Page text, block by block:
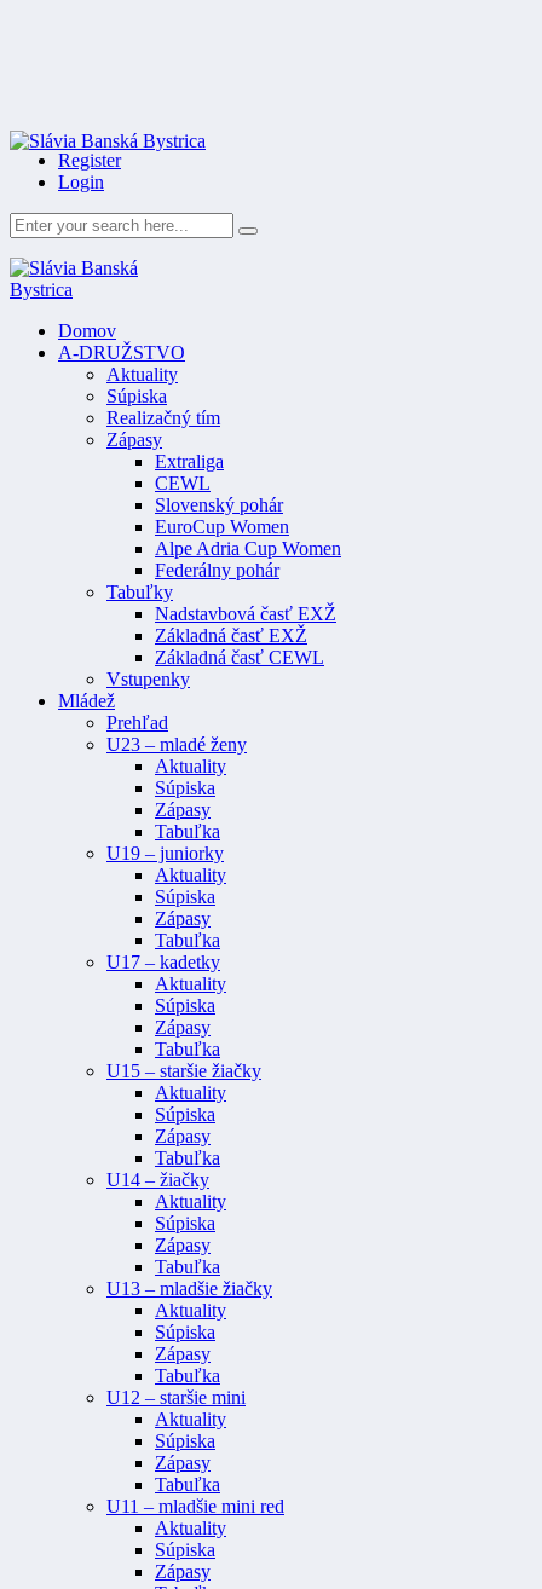
Register
Login
Domov
A-DRUŽSTVO
Aktuality
Súpiska
Realizačný tím
Zápasy
Extraliga
CEWL
Slovenský pohár
EuroCup Women
Alpe Adria Cup Women
Federálny pohár
Tabuľky
Nadstavbová časť EXŽ
Základná časť EXŽ
Základná časť CEWL
Vstupenky
Mládež
Prehľad
U23 – mladé ženy
Aktuality
Súpiska
Zápasy
Tabuľka
U19 – juniorky
Aktuality
Súpiska
Zápasy
Tabuľka
U17 – kadetky
Aktuality
Súpiska
Zápasy
Tabuľka
U15 – staršie žiačky
Aktuality
Súpiska
Zápasy
Tabuľka
U14 – žiačky
Aktuality
Súpiska
Zápasy
Tabuľka
U13 – mladšie žiačky
Aktuality
Súpiska
Zápasy
Tabuľka
U12 – staršie mini
Aktuality
Súpiska
Zápasy
Tabuľka
U11 – mladšie mini red
Aktuality
Súpiska
Zápasy